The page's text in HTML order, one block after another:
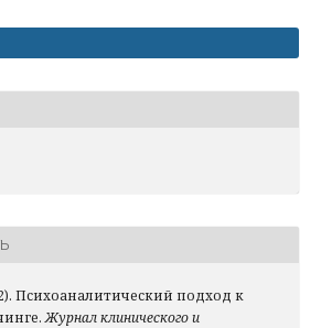
Психоаналитический подход к
Журнал клинического и